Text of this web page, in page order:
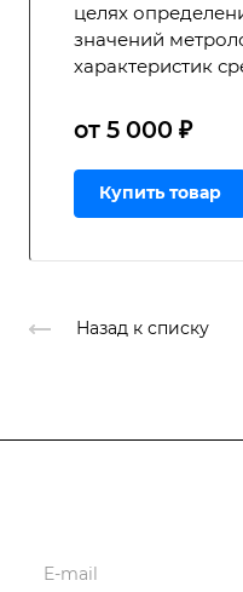
целях
значений
характеристик
от 5 000 ₽
Купить товар
Назад к списку